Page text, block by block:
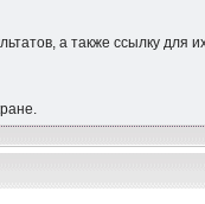
а также ссылку для